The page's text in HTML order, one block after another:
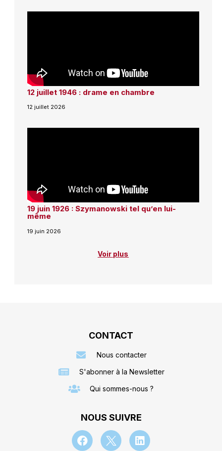
12 juillet 1946 : drame en chambre
12 juillet 2026
19 juin 1926 : Szymanowski tel qu’en lui-
même
19 juin 2026
Voir plus
CONTACT
Nous contacter
S'abonner à la Newsletter
Qui sommes-nous ?
NOUS SUIVRE